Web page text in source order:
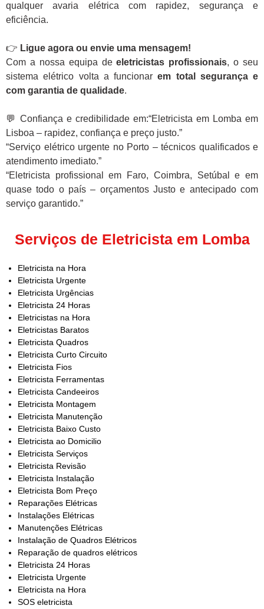
qualquer avaria elétrica com rapidez, segurança e
eficiência.
👉 Ligue agora ou envie uma mensagem!
Com a nossa equipa deeletricistas profissionais, o seu
sistema elétrico volta a funcionarem total segurança e
com garantia de qualidade.
💬 Confiança e credibilidade em:“Eletricista em Lomba em
Lisboa – rapidez, confiança e preço justo.”
“Serviço elétrico urgente no Porto – técnicos qualificados e
atendimento imediato.”
“Eletricista profissional em Faro, Coimbra, Setúbal e em
quase todo o país – orçamentos Justo e antecipado com
serviço garantido.”
Serviços de Eletricista em Lomba
Eletricista na Hora
Eletricista Urgente
Eletricista Urgências
Eletricista 24 Horas
Eletricistas na Hora
Eletricistas Baratos
Eletricista Quadros
Eletricista Curto Circuito
Eletricista Fios
Eletricista Ferramentas
Eletricista Candeeiros
Eletricista Montagem
Eletricista Manutenção
Eletricista Baixo Custo
Eletricista ao Domicilio
Eletricista Serviços
Eletricista Revisão
Eletricista Instalação
Eletricista Bom Preço
Reparações Elétricas
Instalações Elétricas
Manutenções Elétricas
Instalação de Quadros Elétricos
Reparação de quadros elétricos
Eletricista 24 Horas
Eletricista Urgente
Eletricista na Hora
SOS eletricista